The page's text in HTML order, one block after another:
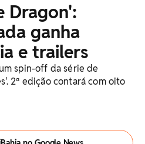
Dragon':
ganha
e trailers
spin-off da série de
2ª edição contará com oito